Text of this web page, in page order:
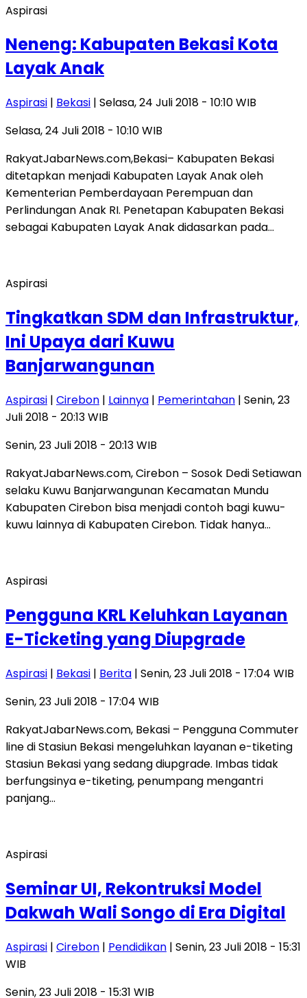
Aspirasi
Neneng: Kabupaten Bekasi Kota
Layak Anak
Aspirasi | Bekasi | Selasa, 24 Juli 2018 - 10:10 WIB
Selasa, 24 Juli 2018 - 10:10 WIB
RakyatJabarNews.com,Bekasi– Kabupaten Bekasi
ditetapkan menjadi Kabupaten Layak Anak oleh
Kementerian Pemberdayaan Perempuan dan
Perlindungan Anak RI. Penetapan Kabupaten Bekasi
sebagai Kabupaten Layak Anak didasarkan pada…
Aspirasi
Tingkatkan SDM dan Infrastruktur,
Ini Upaya dari Kuwu
Banjarwangunan
Aspirasi | Cirebon | Lainnya | Pemerintahan | Senin, 23
Juli 2018 - 20:13 WIB
Senin, 23 Juli 2018 - 20:13 WIB
RakyatJabarNews.com, Cirebon – Sosok Dedi Setiawan
selaku Kuwu Banjarwangunan Kecamatan Mundu
Kabupaten Cirebon bisa menjadi contoh bagi kuwu-
kuwu lainnya di Kabupaten Cirebon. Tidak hanya…
Aspirasi
Pengguna KRL Keluhkan Layanan
E-Ticketing yang Diupgrade
Aspirasi | Bekasi | Berita | Senin, 23 Juli 2018 - 17:04 WIB
Senin, 23 Juli 2018 - 17:04 WIB
RakyatJabarNews.com, Bekasi – Pengguna Commuter
line di Stasiun Bekasi mengeluhkan layanan e-tiketing
Stasiun Bekasi yang sedang diupgrade. Imbas tidak
berfungsinya e-tiketing, penumpang mengantri
panjang…
Aspirasi
Seminar UI, Rekontruksi Model
Dakwah Wali Songo di Era Digital
Aspirasi | Cirebon | Pendidikan | Senin, 23 Juli 2018 - 15:31
WIB
Senin, 23 Juli 2018 - 15:31 WIB